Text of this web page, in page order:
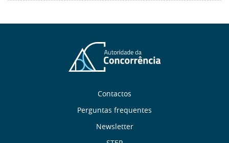
Contactos
Perguntas frequentes
Newsletter